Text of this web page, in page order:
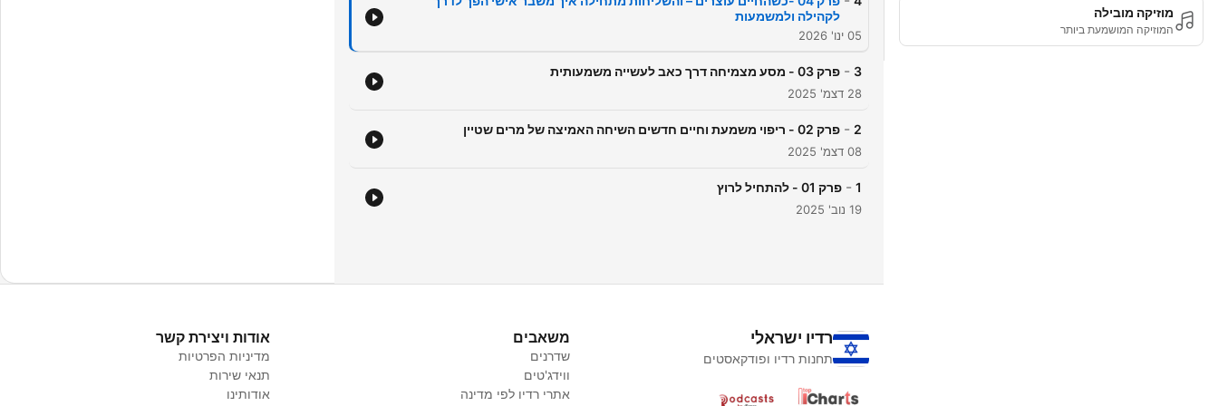
מוזיקה מובילה
המוזיקה המושמעת ביותר
לקצין ,היזם הסופר והאדם שמקדיש
משמעות יובל שותף לדרך מביא
לקהילה ולמשמעות
05 ינו' 2026
3
- פרק 03 - מסע מצמיחה דרך כאב לעשייה משמעותית
28 דצמ' 2025
2
- פרק 02 - ריפוי משמעת וחיים חדשים השיחה האמיצה של מרים שטיין
08 דצמ' 2025
1
- פרק 01 - להתחיל לרוץ
19 נוב' 2025
רדיו ישראלי
תחנות רדיו ופודקאסטים
משאבים
שדרנים
ווידג'טים
אתרי רדיו לפי מדינה
אודות ויצירת קשר
מדיניות הפרטיות
תנאי שירות
אודותינו